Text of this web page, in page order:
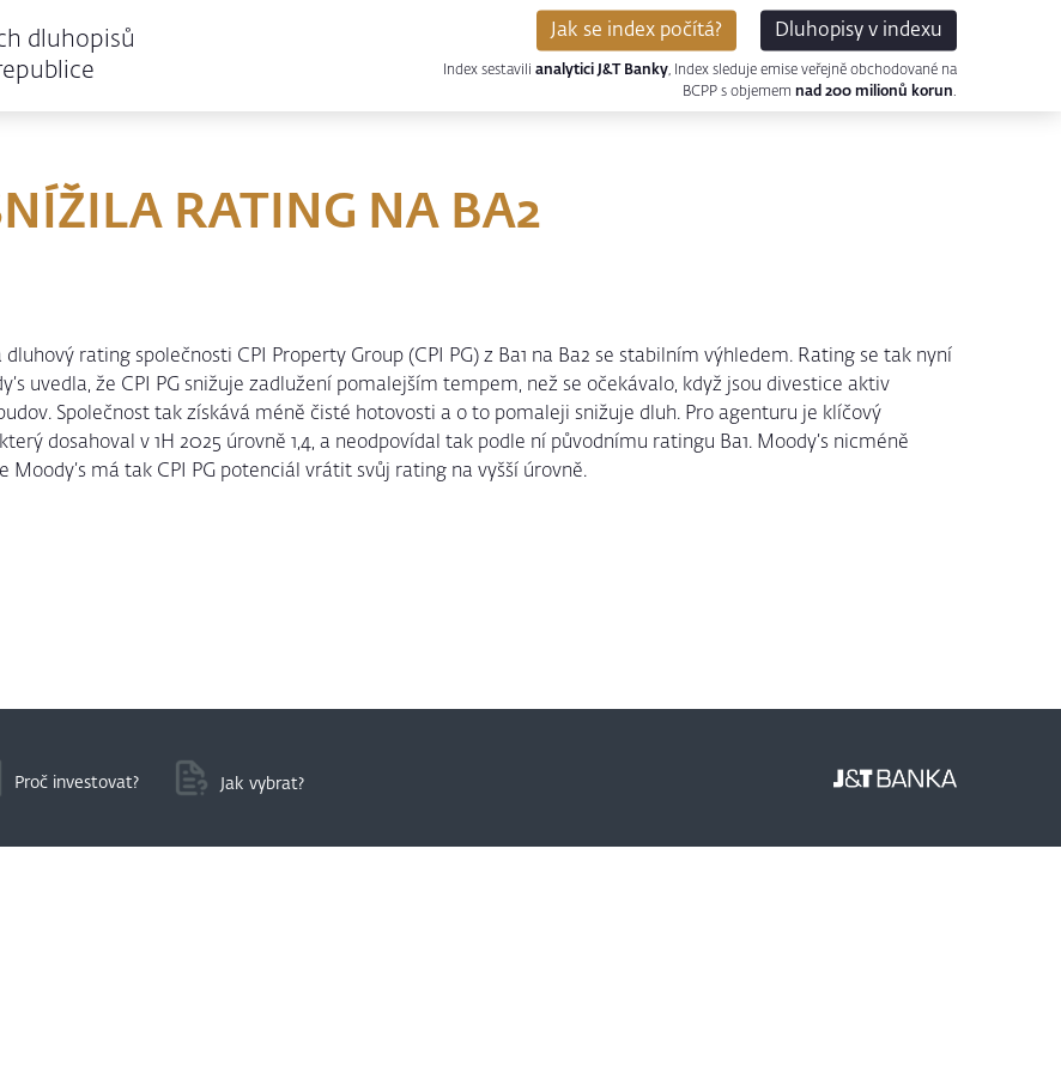
dluhopisů
Jak se index počítá? Dluhopisy v indexu
Index sestavili analytici J&T Banky , Index sleduje emise veřejně obchodované na
BCPP s objemem nad 200 milionů korun
RATING NA BA2
rating společnosti CPI Property Group (CPI PG) z Ba1 na Ba2 se stabilním výhledem. Rating se tak nyní
uvedla, že CPI PG snižuje zadlužení pomalejším tempem, než se očekávalo, když jsou divestice aktiv
Společnost tak získává méně čisté hotovosti a o to pomaleji snižuje dluh. Pro agenturu je klíčový
dosahoval v 1H 2025 úrovně 1,4, a neodpovídal tak podle ní původnímu ratingu Ba1. Moody’s nicméně
Moody’s má tak CPI PG potenciál vrátit svůj rating na vyšší úrovně.
Proč investovat? Jak vybrat?